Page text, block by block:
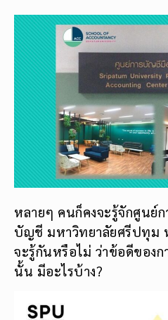
หลายๆ คนก็คงจะรู้จักศูน
บัญชี มหาวิทยาลัยศรีปทุม ห
จะรู้กันหรือไม่ ว่าข้อดีของ
นั้น มีอะไรบ้าง?